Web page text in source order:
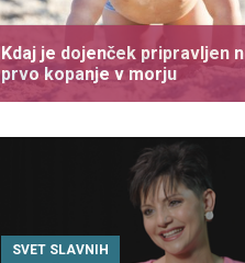
Kdaj je dojenček pripravljen
prvo kopanje v morju
SVET SLAVNIH